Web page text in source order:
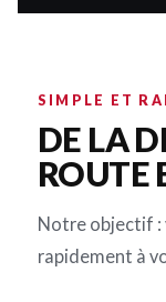
SIMPLE ET
DE LA
ROUTE
Notre objectif :
rapidement à